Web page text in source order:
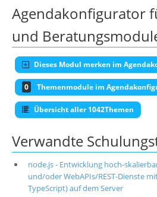
Agendakonfigurator
und
Dieses Modul merken im
0 Themenmodule im
Übersicht aller 1042Themen
Verwandte
node.js - Entwicklung hoch-
und/oder WebAPIs/REST-Dienste
TypeScript) auf dem Server